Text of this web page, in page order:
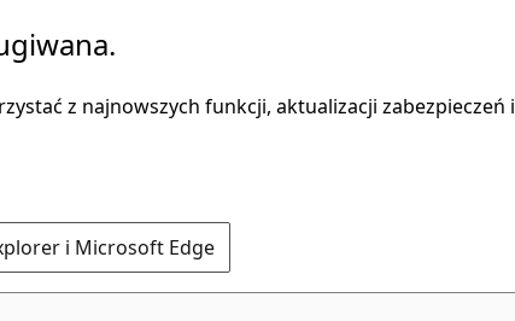
z najnowszych funkcji, aktualizacji zabezpieczeń i
i Microsoft Edge